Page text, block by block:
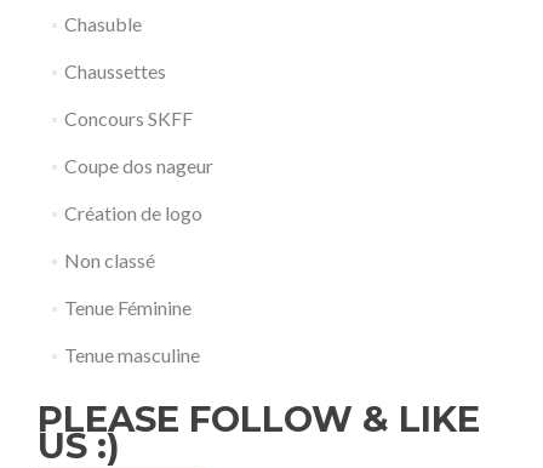
Chasuble
Chaussettes
Concours SKFF
Coupe dos nageur
Création de logo
Non classé
Tenue Féminine
Tenue masculine
PLEASE FOLLOW & LIKE
US :)